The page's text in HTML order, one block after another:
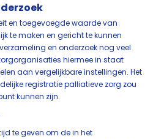
en toegevoegde waarde van
te maken en gericht te kunnen
en onderzoek nog veel
hiermee in staat
aan vergelijkbare instellingen. Het
registratie palliatieve zorg zou
kunnen zijn.
te geven om de in het